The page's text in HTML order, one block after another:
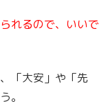
れるので、いいで
「大安」や「先
。